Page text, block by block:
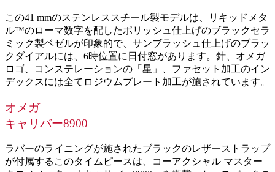
この41 mmのステンレススチール製モデルは、リキッドメタ
ル™のローマ数字を配したポリッシュ仕上げのブラックセラ
ミック製ベゼルが印象的で、サンブラッシュ仕上げのブラッ
クダイアルには、6時位置に日付窓があります。針、オメガ
ロゴ、コンステレーションの「星」、ファセット加工のイン
デックスには全てロジウムプレート加工が施されています。
オメガ
キャリバー8900
ラバーのライニングが施されたブラックのレザーストラップ
が付属するこのタイムピースは、コーアクシャル マスター